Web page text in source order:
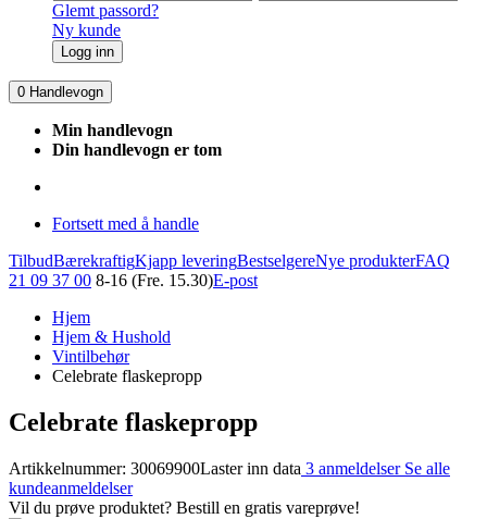
Glemt passord?
Ny kunde
Logg inn
0 Handlevogn
Min handlevogn
Din handlevogn er tom
Fortsett med å handle
TilbudBærekraftigKjapp leveringBestselgereNye produkterFAQ
21 09 37 00 8-16 (Fre. 15.30)E-post
Hjem
Hjem & Hushold
Vintilbehør
Celebrate flaskepropp
Celebrate flaskepropp
Artikkelnummer: 30069900Laster inn data 3 anmeldelser Se alle
kundeanmeldelser
Vil du prøve produktet? Bestill en gratis vareprøve!